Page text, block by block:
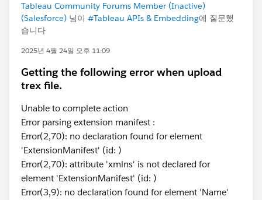
Tableau Community Forums Member (Inactive)
(Salesforce) 님이 #Tableau APIs & Embedding에 질문했
습니다
2025년 4월 24일 오후 11:09
Getting the following error when upload
trex file.
Unable to complete action
Error parsing extension manifest :
Error(2,70): no declaration found for element
'ExtensionManifest' (id: )
Error(2,70): attribute 'xmlns' is not declared for
element 'ExtensionManifest' (id: )
Error(3,9): no declaration found for element 'Name'